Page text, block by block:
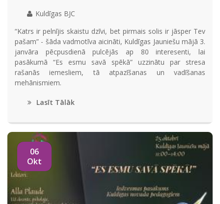
Kuldīgas BJC
“Katrs ir pelnījis skaistu dzīvi, bet pirmais solis ir jāsper Tev
pašam” - šāda vadmotīva aicināti, Kuldīgas Jauniešu mājā 3.
janvāra pēcpusdienā pulcējās ap 80 interesenti, lai
pasākumā “Es esmu savā spēkā” uzzinātu par stresa
rašanās iemesliem, tā atpazīšanas un vadīšanas
mehānismiem.
Lasīt Tālāk
06
Okt